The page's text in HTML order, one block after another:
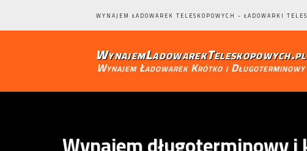
WYNAJEM ŁADOWAREK TELESKOPOWYCH - ŁADOWARKI
WynajemLadowarekTeleskopowych.pl
Wynajem Ładowarek Krótko i Długoterminowy